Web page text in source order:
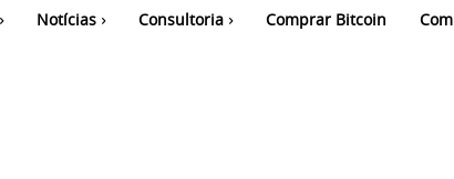
Notícias Consultoria Comprar Bitcoin